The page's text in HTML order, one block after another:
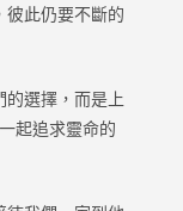
此仍要不斷的
選擇，而是上
起追求靈命的